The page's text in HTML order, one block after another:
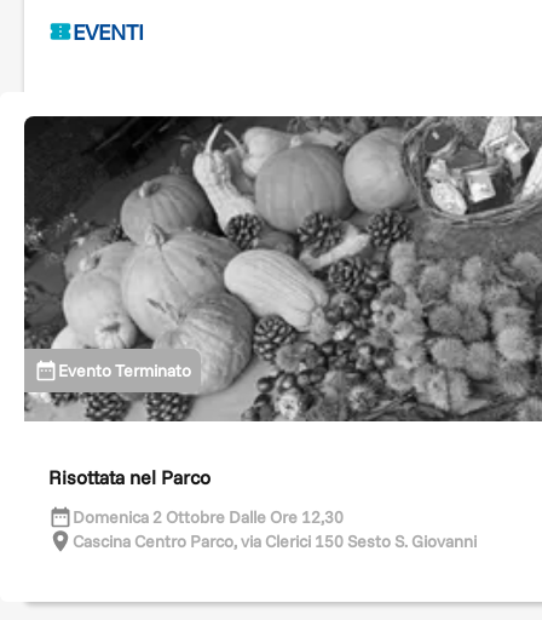
EVENTI
Evento Terminato
Risottata nel Parco
Domenica 2 Ottobre Dalle Ore 12,30
Cascina Centro Parco, via Clerici 150 Sesto S. Giovanni